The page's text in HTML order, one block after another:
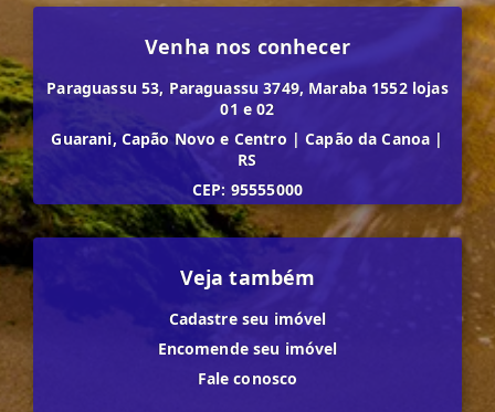
Venha nos conhecer
Paraguassu 53, Paraguassu 3749, Maraba 1552 lojas
01 e 02
Guarani, Capão Novo e Centro | Capão da Canoa |
RS
CEP: 95555000
Veja também
Cadastre seu imóvel
Encomende seu imóvel
Fale conosco